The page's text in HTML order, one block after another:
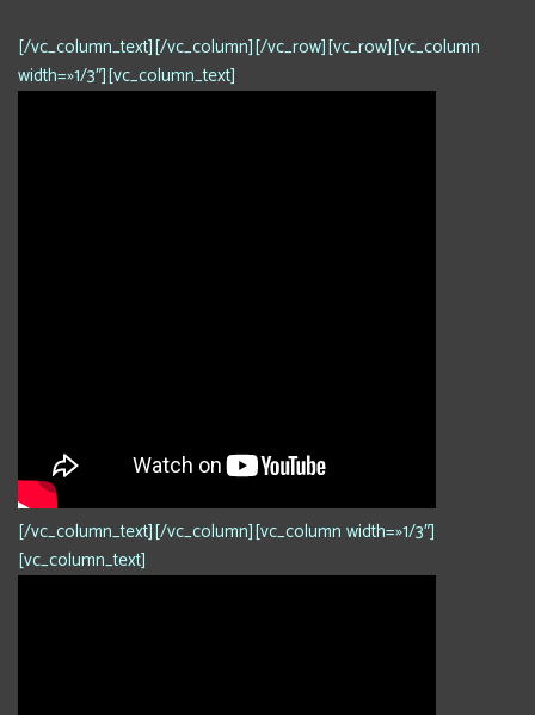
[/vc_column_text][/vc_column][/vc_row][vc_row][vc_column
width=»1/3″][vc_column_text]
[/vc_column_text][/vc_column][vc_column width=»1/3″]
[vc_column_text]